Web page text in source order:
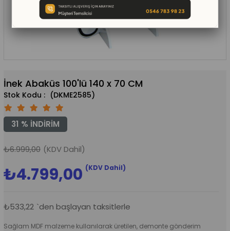
İnek Abaküs 100'lü 140 x 70 CM
(DKME2585)
%
31 İNDIRIM
₺6.999,00 (KDV Dahil)
₺4.799,00 (KDV Dahil)
₺533,22 `den başlayan taksitlerle
Sağlam MDF malzeme kullanılarak üretilen, demonte gönderim